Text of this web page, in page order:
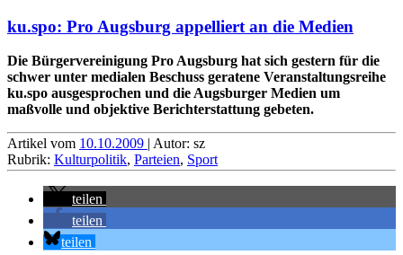
ku.spo: Pro Augsburg appelliert an die Medien
Die Bürgervereinigung Pro Augsburg hat sich gestern für die
schwer unter medialen Beschuss geratene Veranstaltungsreihe
ku.spo ausgesprochen und die Augsburger Medien um
maßvolle und objektive Berichterstattung gebeten.
Artikel vom 10.10.2009 | Autor: sz
Rubrik: Kulturpolitik, Parteien, Sport
teilen
teilen
teilen